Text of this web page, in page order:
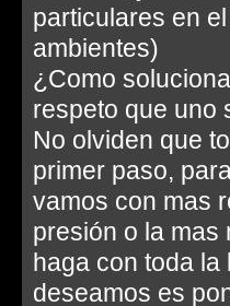
particulares en
ambientes)
¿Como
respeto que uno
No olviden que
primer paso,
vamos con mas
presión o la mas
haga con toda
deseamos es